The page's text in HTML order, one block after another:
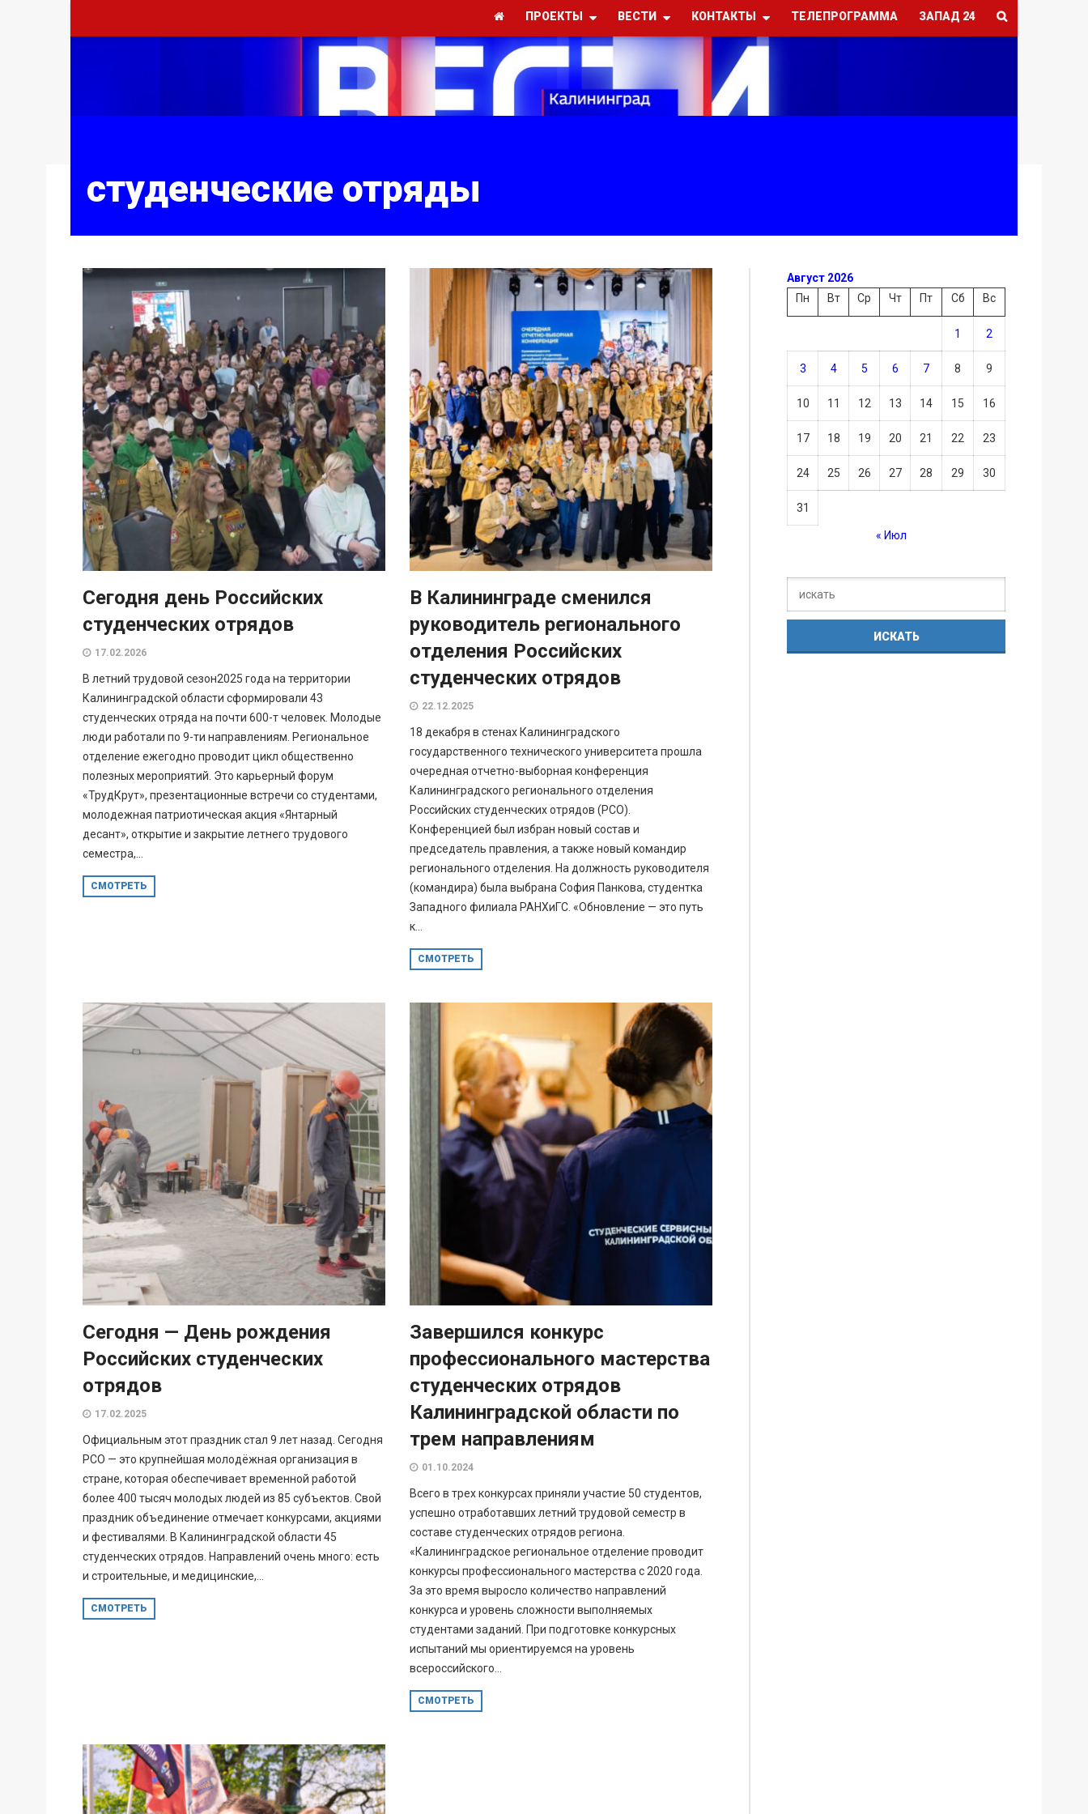
ПРОЕКТЫ ВЕСТИ КОНТАКТЫ ТЕЛЕПРОГРАММА ЗАПАД 24
студенческие отряды
Сегодня день Российских
студенческих отрядов
17.02.2026
В летний трудовой сезон2025 года на территории
Калининградской области сформировали 43
студенческих отряда на почти 600-т человек. Молодые
люди работали по 9-ти направлениям. Региональное
отделение ежегодно проводит цикл общественно
полезных мероприятий. Это карьерный форум
«ТрудКрут», презентационные встречи со студентами,
молодежная патриотическая акция «Янтарный
десант», открытие и закрытие летнего трудового
семестра,...
СМОТРЕТЬ
В Калининграде сменился
руководитель регионального
отделения Российских
студенческих отрядов
22.12.2025
18 декабря в стенах Калининградского
государственного технического университета прошла
очередная отчетно-выборная конференция
Калининградского регионального отделения
Российских студенческих отрядов (РСО).
Конференцией был избран новый состав и
председатель правления, а также новый командир
регионального отделения. На должность руководителя
(командира) была выбрана София Панкова, студентка
Западного филиала РАНХиГС. «Обновление — это путь
к...
СМОТРЕТЬ
Сегодня — День рождения
Российских студенческих
отрядов
17.02.2025
Официальным этот праздник стал 9 лет назад. Сегодня
РСО — это крупнейшая молодёжная организация в
стране, которая обеспечивает временной работой
более 400 тысяч молодых людей из 85 субъектов. Свой
праздник объединение отмечает конкурсами, акциями
и фестивалями. В Калининградской области 45
студенческих отрядов. Направлений очень много: есть
и строительные, и медицинские,...
СМОТРЕТЬ
Завершился конкурс
профессионального мастерства
студенческих отрядов
Калининградской области по
трем направлениям
01.10.2024
Всего в трех конкурсах приняли участие 50 студентов,
успешно отработавших летний трудовой семестр в
составе студенческих отрядов региона.
«Калининградское региональное отделение проводит
конкурсы профессионального мастерства с 2020 года.
За это время выросло количество направлений
конкурса и уровень сложности выполняемых
студентами заданий. При подготовке конкурсных
испытаний мы ориентируемся на уровень
всероссийского...
СМОТРЕТЬ
Август 2026
Пн
Вт Ср Чт Пт Сб Вс
1 2
3 4 5 6 7 8 9
10 11 12 13 14 15 16
17 18 19 20 21 22 23
24 25 26 27 28 29 30
31
« Июл